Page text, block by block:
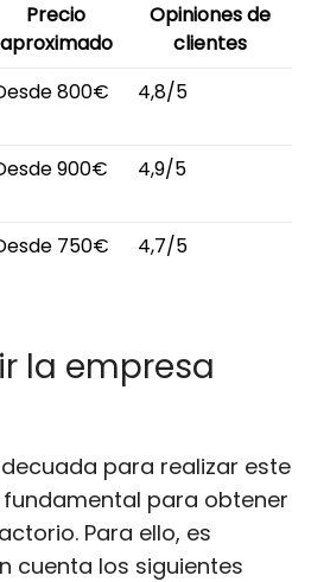
Precio
aproximado
Opiniones de
clientes
800€ 4,8/5
900€ 4,9/5
750€ 4,7/5
la empresa
para realizar este
para obtener
Para ello, es
cuenta los siguientes